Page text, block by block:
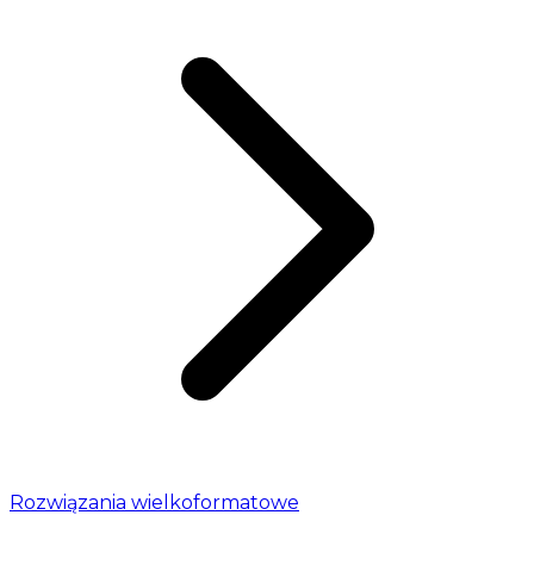
Rozwiązania wielkoformatowe